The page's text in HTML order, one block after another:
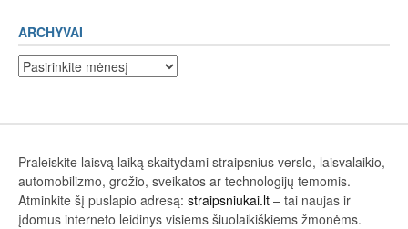
ARCHYVAI
Archyvai
Praleiskite laisvą laiką skaitydami straipsnius verslo, laisvalaikio,
automobilizmo, grožio, sveikatos ar technologijų temomis.
Atminkite šį puslapio adresą: straipsniukai.lt – tai naujas ir
įdomus interneto leidinys visiems šiuolaikiškiems žmonėms.